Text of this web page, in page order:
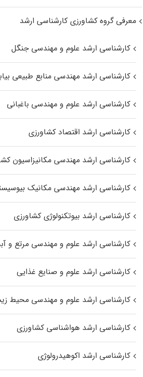
معرفی گروه کشاورزی کارشناسی ارشد
کارشناسی ارشد علوم و مهندسی جنگل
کارشناسی ارشد مهندسی منابع طبیعی
کارشناسی ارشد علوم و مهندسی باغبانی
کارشناسی ارشد اقتصاد کشاورزی
کارشناسی ارشد مهندسی مکانیزاسیون
کارشناسی ارشد مهندسی مکانیک
کارشناسی ارشد بیوتکنولوژی کشاورزی
کارشناسی ارشد علوم و مهندسی مرتع و
کارشناسی ارشد علوم و صنایع غذایی
کارشناسی ارشد علوم و مهندسی محیط
کارشناسی ارشد هواشناسی کشاورزی
کارشناسی ارشد اکوهیدرولوژی